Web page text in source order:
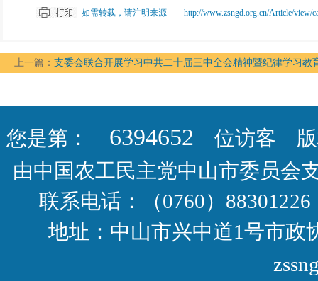
如需转载，请注明来源 http://www.zsngd.org.cn/Article/view/
上一篇： 支委会联合开展学习中共二十届三中全会精神暨纪律学习教
您是第： 6394652 位访客 版
由中国农工民主党中山市委员
联系电话：（0760）
地址：中山市兴中道1号市政